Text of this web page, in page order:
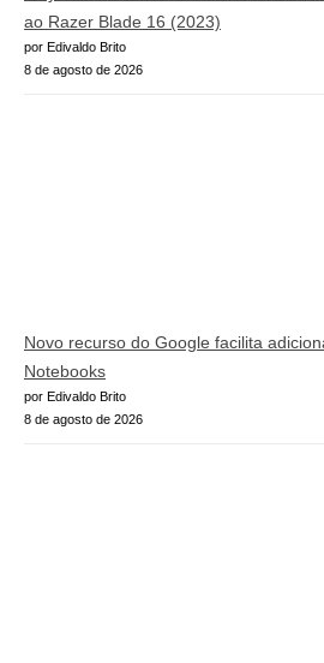
ao Razer Blade 16 (2023)
por Edivaldo Brito
8 de agosto de 2026
Novo recurso do Google facilita
Notebooks
por Edivaldo Brito
8 de agosto de 2026